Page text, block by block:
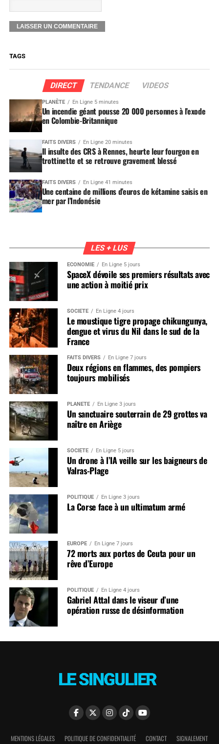
TAGS
DIRECT TENDANCE VIDEOS
PLANÈTE En Ligne 5 minutes
Un incendie géant pousse 20 000 personnes à l’exode
en Colombie-Britannique
FAITS DIVERS En Ligne 20 minutes
Il insulte des CRS à Rennes, heurte leur fourgon en
trottinette et se retrouve gravement blessé
FAITS DIVERS En Ligne 41 minutes
Une centaine de millions d’euros de kétamine saisis en
mer par l’Indonésie
LES + LUS
ÉCONOMIE En Ligne 5 jours
SpaceX dévoile ses premiers résultats avec
une action à moitié prix
SOCIÉTÉ En Ligne 4 jours
Le moustique tigre propage chikungunya,
dengue et virus du Nil dans le sud de la
France
FAITS DIVERS En Ligne 7 jours
Deux régions en flammes, des pompiers
toujours mobilisés
PLANÈTE En Ligne 3 jours
Un sanctuaire souterrain de 29 grottes va
naître en Ariège
SOCIÉTÉ En Ligne 5 jours
Un drone à l’IA veille sur les baigneurs de
Valras-Plage
POLITIQUE En Ligne 3 jours
La Corse face à un ultimatum armé
EUROPE En Ligne 7 jours
72 morts aux portes de Ceuta pour un
rêve d’Europe
POLITIQUE En Ligne 4 jours
Gabriel Attal dans le viseur d’une
opération russe de désinformation
MENTIONS LÉGALES POLITIQUE DE CONFIDENTIALITÉ CONTACT SIGNALEMENT